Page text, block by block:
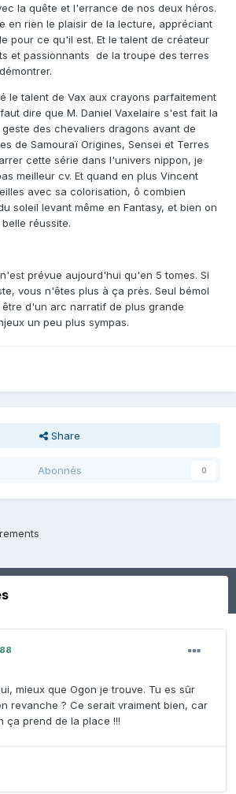
la quête et l'errance de nos deux héros.
en rien le plaisir de la lecture, appréciant
pour ce qu'il est. Et le talent de créateur
et passionnants de la troupe des terres
le talent de Vax aux crayons parfaitement
dire que M. Daniel Vaxelaire s'est fait la
des chevaliers dragons avant de
de Samouraï Origines, Sensei et Terres
cette série dans l'univers nippon, je
meilleur cv. Et quand en plus Vincent
avec sa colorisation, ô combien
soleil levant même en Fantasy, et bien on
réussite.
prévue aujourd'hui qu'en 5 tomes. Si
vous n'êtes plus à ça près. Seul bémol
d'un arc narratif de plus grande
un peu plus sympas.
Share
Abonnés 0
mieux que Ogon je trouve. Tu es sûr
revanche ? Ce serait vraiment bien, car
ça prend de la place !!!